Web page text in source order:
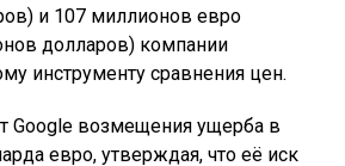
и 107 миллионов евро
долларов) компании
инструменту сравнения цен.
Google возмещения ущерба в
евро, утверждая, что её иск